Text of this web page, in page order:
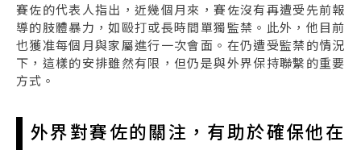
賽佐的代表人指出，近幾個月來，賽佐沒有再遭受先前報
導的肢體暴力，如毆打或長時間單獨監禁。此外，他目前
也獲准每個月與家屬進行一次會面。在仍遭受監禁的情況
下，這樣的安排雖然有限，但仍是與外界保持聯繫的重要
方式。
外界對賽佐的關注，有助於確保他在